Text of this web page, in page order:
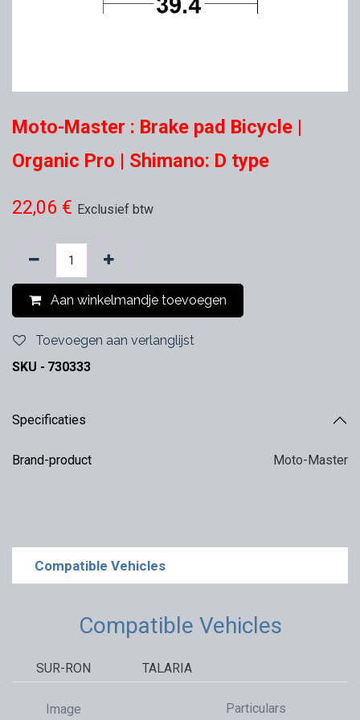
Moto-Master : Brake pad Bicycle |
Organic Pro | Shimano: D type
22,06 € Exclusief btw
Aan winkelmandje toevoegen
Toevoegen aan verlanglijst
SKU - 730333
Specificaties
Brand-product Moto-Master
Compatible Vehicles
Compatible Vehicles
SUR-RON TALARIA
Image Particulars